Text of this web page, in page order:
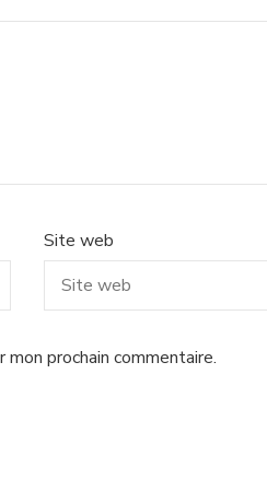
Site web
prochain commentaire.